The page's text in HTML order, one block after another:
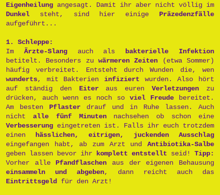
Eigenheilung angesagt. Damit ihr aber nicht völlig im
Dunkel steht, sind hier einige Präzedenzfälle
aufgeführt...
1. Schleppe:
Im Ärzte-Slangauch als bakterielle Infektion
betitelt. Besonders zu wärmeren Zeiten (etwa Sommer)
häufig verbreitet. Entsteht durch Wunden die, wen
wunderts, mit Bakterien infiziert wurden. Also hört
auf ständig den Eiteraus eurenVerletzungen zu
drücken, auch wenn es noch so viel Freude bereitet.
Am besten Pflaster drauf und in Ruhe lassen. Auch
nicht alle fünf Minutennachsehen ob schon eine
Verbesserung eingetreten ist. Falls ihr euch trotzdem
einen hässlichen, eitrigen, juckenden Ausschlag
eingefangen habt, ab zum Arzt und Antibiotika-Salbe
geben lassen bevor ihr komplett entstellt seid! Tipp:
Vorher alle Pfandflaschen aus der eigenen Behausung
einsammeln und abgeben, dann reicht auch das
Eintrittsgeld für den Arzt!